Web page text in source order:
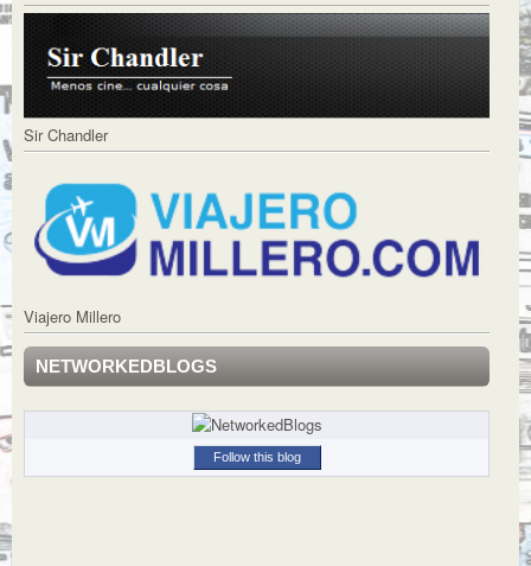
Sir Chandler
Viajero Millero
NETWORKEDBLOGS
Follow this blog